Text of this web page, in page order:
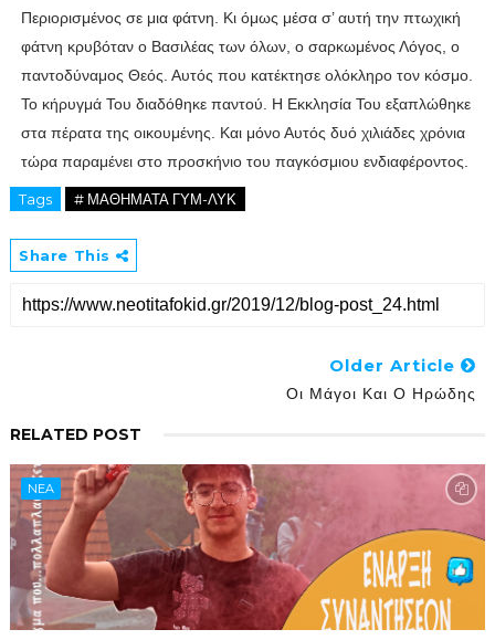
Περιορισμένος σε μια φάτνη. Κι όμως μέσα σ’ αυτή την πτωχική
φάτνη κρυβόταν ο Βασιλέας των όλων, ο σαρκωμένος Λόγος, ο
παντοδύναμος Θεός. Αυτός που κατέκτησε ολόκληρο τον κόσμο.
Το κήρυγμά Του διαδόθηκε παντού. Η Εκκλησία Του εξαπλώθηκε
στα πέρατα της οικουμένης. Και μόνο Αυτός δυό χιλιάδες χρόνια
τώρα παραμένει στο προσκήνιο του παγκόσμιου ενδιαφέροντος.
Tags # ΜΑΘΗΜΑΤΑ ΓΥΜ-ΛΥΚ
Share This
Older Article
Οι Μάγοι Και Ο Ηρώδης
RELATED POST
NEA